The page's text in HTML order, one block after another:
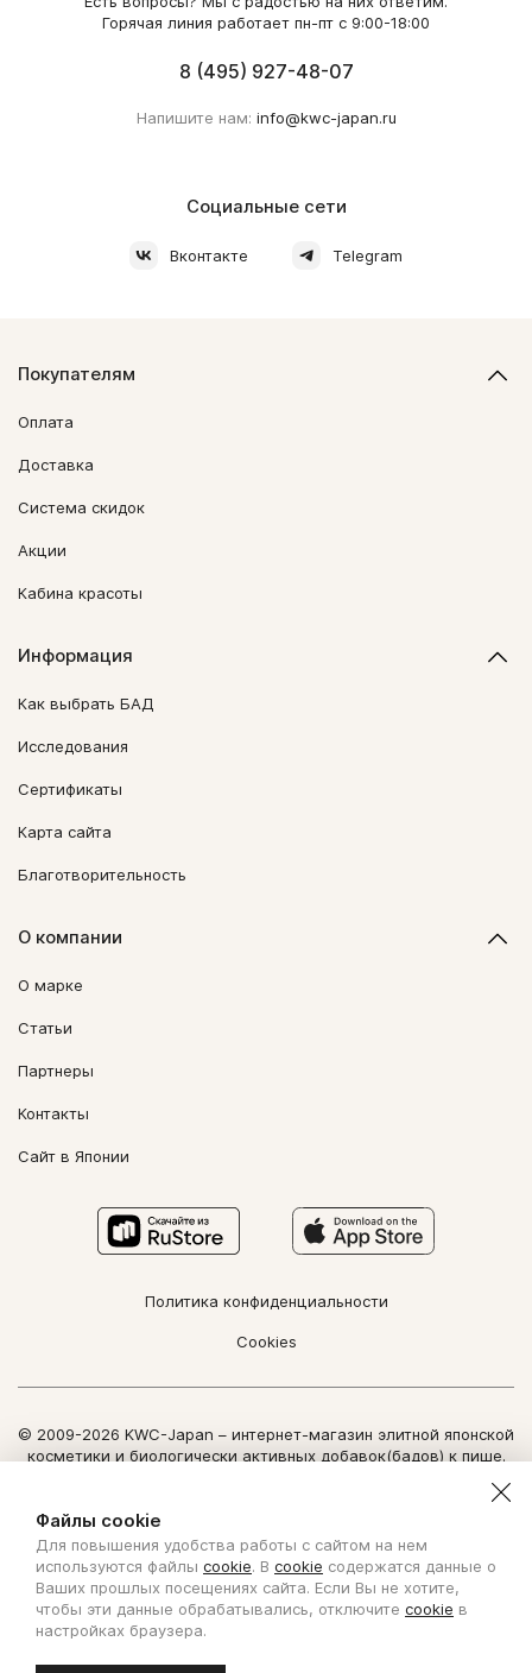
Горячая линия работает пн-пт с 9:00-18:00
8 (495) 927-48-07
Напишите нам: info@kwc-japan.ru
Социальные сети
Вконтакте Telegram
Покупателям
Оплата
Доставка
Система скидок
Акции
Кабина красоты
Информация
Как выбрать БАД
Исследования
Сертификаты
Карта сайта
Благотворительность
О компании
О марке
Статьи
Партнеры
Контакты
Сайт в Японии
Политика конфиденциальности
Cookies
© 2009-2026 KWC-Japan – интернет-магазин элитной японской
косметики и биологически активных добавок(бадов) к пище.
Использование информации сайта возможно только по
Copyright Nozomi Direct 2011. All rights reserved. The use of the
information is possible only by written permit from Nozomi Direct.
Создано с ❤ в KISLOROD
Файлы cookie
Для повышения удобства работы с сайтом на нем
используются файлы cookie. В cookie содержатся данные о
Ваших прошлых посещениях сайта. Если Вы не хотите,
чтобы эти данные обрабатывались, отключите cookie в
настройках браузера.